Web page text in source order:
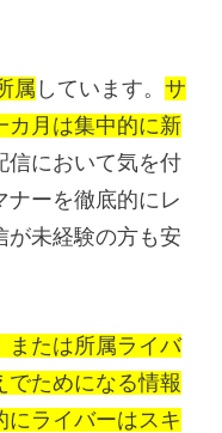
属 しています。 サ
カ月は集中的に新
信において気を付
ナーを徹底的にレ
が未経験の方も安
または所属ライバ
でためになる情報
にライバーはスキ